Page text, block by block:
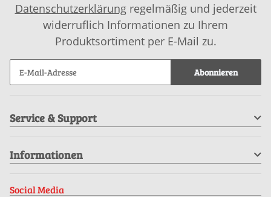
Datenschutzerklärungregelmäßig und jederzeit
widerruflich Informationen zu Ihrem
Produktsortiment per E-Mail zu.
Abonnieren
Service & Support
Informationen
Social Media